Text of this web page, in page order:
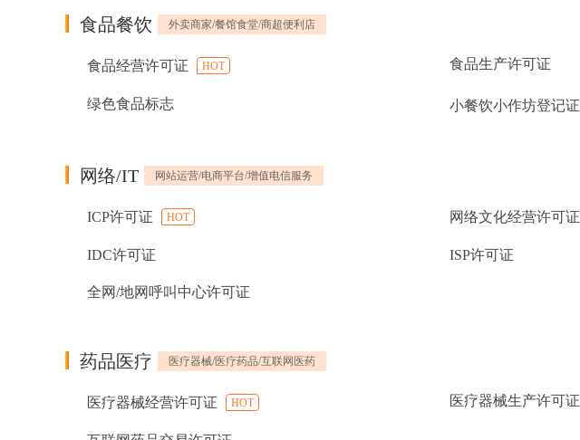
食品餐饮 外卖商家/餐馆食堂/商超便利店
食品经营许可证 HOT 食品生产许可证
绿色食品标志 小餐饮小作坊登记证
网络/IT 网站运营/电商平台/增值电信服务
ICP许可证 HOT 网络文化经营许可证
IDC许可证 ISP许可证
全网/地网呼叫中心许可证
药品医疗 医疗器械/医疗药品/互联网医药
医疗器械经营许可证 HOT 医疗器械生产许可证